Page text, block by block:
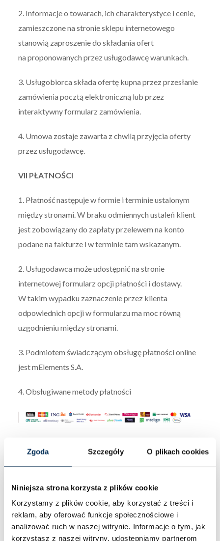
Zgoda Szczegóły O plikach cookies
Niniejsza strona korzysta z plików cookie
Korzystamy z plików cookie, aby korzystać z treści i
reklam, aby oferować funkcje społecznościowe i
analizować ruch w naszej witrynie. Informacje o tym, jak
korzystasz z naszej witryny, udostępniamy partnerom
2. Informacje o towarach, ich charakterystyce i cenie,
zamieszczone na stronie sklepu internetowego
stanowią zaproszenie do składania ofert
na proponowanych przez usługodawcę warunkach.
3. Usługobiorca składa ofertę kupna przez przesłanie
zamówienia pocztą elektroniczną lub przez
interaktywny formularz zamówienia.
4. Umowa zostaje zawarta z chwilą przyjęcia oferty
przez usługodawcę.
VII PŁATNOŚCI
1. Płatność następuje w formie i terminie ustalonym
między stronami. W braku odmiennych ustaleń klient
jest zobowiązany do zapłaty przelewem na konto
podane na fakturze i w terminie tam wskazanym.
2. Usługodawca może udostępnić na stronie
internetowej formularz opcji płatności i dostawy.
W takim wypadku zaznaczenie przez klienta
odpowiednich opcji w formularzu ma moc równą
uzgodnieniu między stronami.
3. Podmiotem świadczącym obsługę płatności online
jest mElements S.A.
4. Obsługiwane metody płatności
Visa Electron, Mastercard, MasterCard Electronic,
za transakcję dokonaną przez klienta, zwrot płatności
następuje przy użyciu takiego samego sposobu